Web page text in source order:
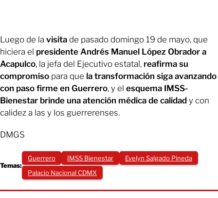
Luego de la visita de pasado domingo 19 de mayo, que
hiciera el presidente Andrés Manuel López Obrador a
Acapulco, la jefa del Ejecutivo estatal, reafirma su
compromiso para que la transformación siga avanzando
con paso firme en Guerrero, y el esquema IMSS-
Bienestar brinde una atención médica de calidad y con
calidez a las y los guerrerenses.
DMGS
Temas:
Guerrero IMSS Bienestar
Evelyn Salgado Pineda
Palacio Nacional CDMX